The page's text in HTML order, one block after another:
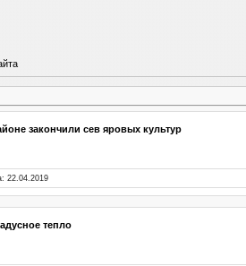
закончили сев яровых культур
22.04.2019
тепло